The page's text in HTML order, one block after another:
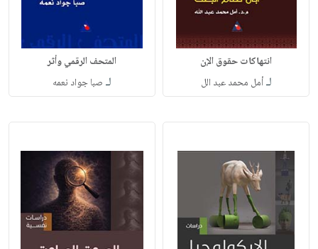
انتهاكات حقوق الإن
لـأمل محمد عبد الل
المتحف الرقمي وأثر
لـ صبا جواد نعمه